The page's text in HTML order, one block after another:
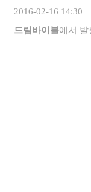
2016-02-16 14:30
드림바이블에서